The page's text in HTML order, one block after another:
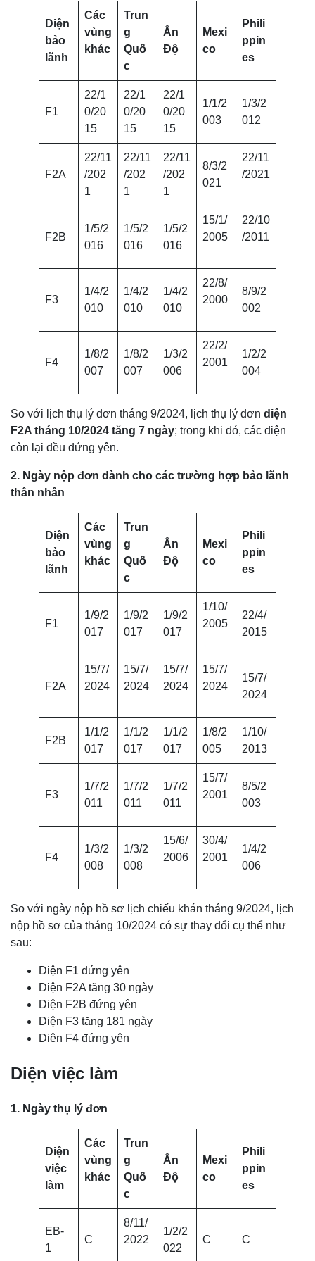
Diện
bảo
lãnh
Các
vùng
khác
Trun
g
Quố
c
Ấn
Độ
Mexi
co
Phili
ppin
es
F1
22/1
0/20
15
22/1
0/20
15
22/1
0/20
15
1/1/2
003
1/3/2
012
F2A
22/11
/202
1
22/11
/202
1
22/11
/202
1
8/3/2
021
22/11
/2021
F2B
1/5/2
016
1/5/2
016
1/5/2
016
15/1/
2005
22/10
/2011
F3
1/4/2
010
1/4/2
010
1/4/2
010
22/8/
2000
8/9/2
002
F4
1/8/2
007
1/8/2
007
1/3/2
006
22/2/
2001
1/2/2
004
So với lịch thụ lý đơn tháng 9/2024, lịch thụ lý đơn diện
F2A tháng 10/2024 tăng 7 ngày; trong khi đó, các diện
còn lại đều đứng yên.
2. Ngày nộp đơn dành cho các trường hợp bảo lãnh
thân nhân
Diện
bảo
lãnh
Các
vùng
khác
Trun
g
Quố
c
Ấn
Độ
Mexi
co
Phili
ppin
es
F1
1/9/2
017
1/9/2
017
1/9/2
017
1/10/
2005
22/4/
2015
F2A
15/7/
2024
15/7/
2024
15/7/
2024
15/7/
2024
15/7/
2024
F2B
1/1/2
017
1/1/2
017
1/1/2
017
1/8/2
005
1/10/
2013
F3
1/7/2
011
1/7/2
011
1/7/2
011
15/7/
2001
8/5/2
003
F4
1/3/2
008
1/3/2
008
15/6/
2006
30/4/
2001
1/4/2
006
So với ngày nộp hồ sơ lịch chiếu khán tháng 9/2024, lịch
nộp hồ sơ của tháng 10/2024 có sự thay đổi cụ thể như
sau:
Diện F1 đứng yên
Diện F2A tăng 30 ngày
Diện F2B đứng yên
Diện F3 tăng 181 ngày
Diện F4 đứng yên
Diện việc làm
1. Ngày thụ lý đơn
Diện
việc
làm
Các
vùng
khác
Trun
g
Quố
c
Ấn
Độ
Mexi
co
Phili
ppin
es
EB-
1
C
8/11/
2022
1/2/2
022
C C